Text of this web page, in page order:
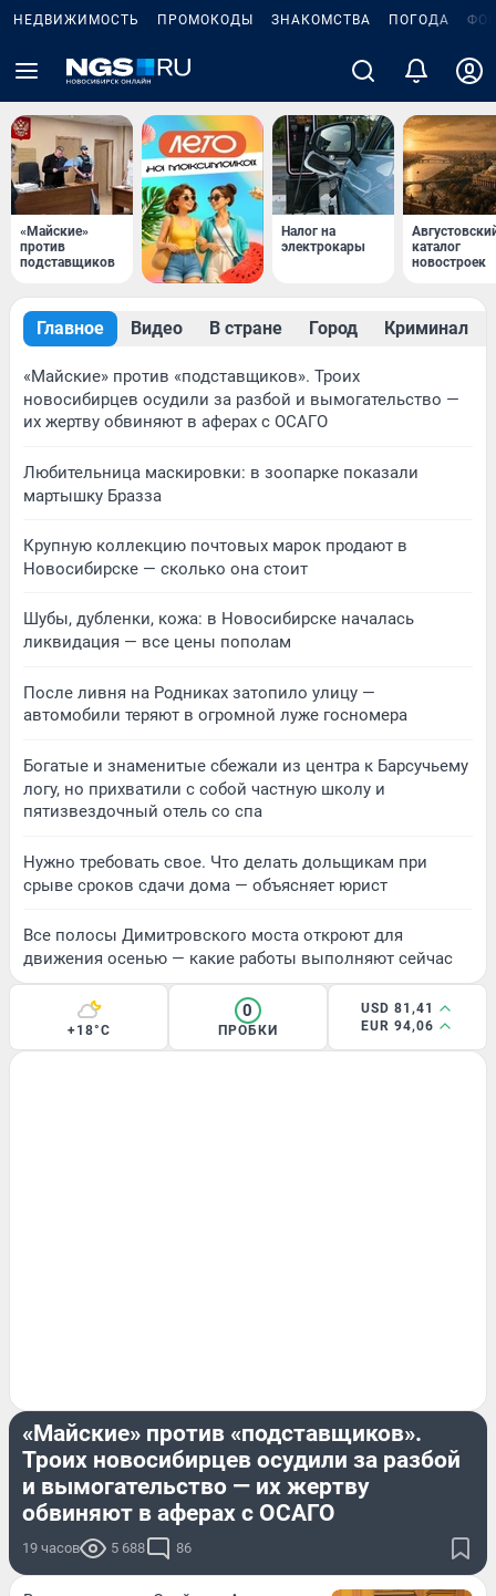
НЕДВИЖИМОСТЬ ПРОМОКОДЫ ЗНАКОМСТВА ПОГОДА
«Майские»
против
подставщиков
Налог на
электрокары
каталог
новостроек
Главное Видео В стране Город Криминал
«Майские» против «подставщиков». Троих
новосибирцев осудили за разбой и вымогательство —
их жертву обвиняют в аферах с ОСАГО
Любительница маскировки: в зоопарке показали
мартышку Бразза
Крупную коллекцию почтовых марок продают в
Новосибирске — сколько она стоит
Шубы, дубленки, кожа: в Новосибирске началась
ликвидация — все цены пополам
После ливня на Родниках затопило улицу —
автомобили теряют в огромной луже госномера
Богатые и знаменитые сбежали из центра к Барсучьему
логу, но прихватили с собой частную школу и
пятизвездочный отель со спа
Нужно требовать свое. Что делать дольщикам при
срыве сроков сдачи дома — объясняет юрист
Все полосы Димитровского моста откроют для
движения осенью — какие работы выполняют сейчас
+18°C
0
ПРОБКИ
USD 81,41
EUR 94,06
«Майские» против «подставщиков».
Троих новосибирцев осудили за разбой
и вымогательство — их жертву
обвиняют в аферах с ОСАГО
19 часов 5 688 86